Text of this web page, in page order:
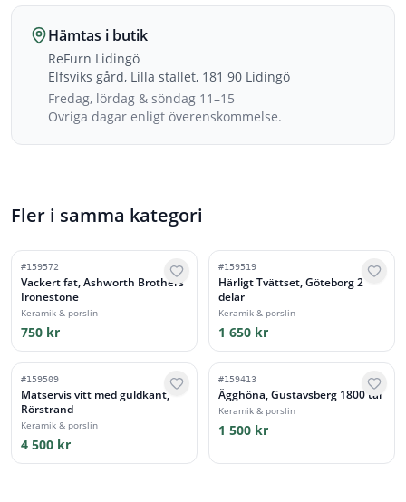
Hämtas i butik
ReFurn Lidingö
Elfsviks gård, Lilla stallet, 181 90 Lidingö
Fredag, lördag & söndag 11–15
Övriga dagar enligt överenskommelse.
Fler i samma kategori
#159572
Vackert fat, Ashworth Brothers
Ironestone
Keramik & porslin
750 kr
#159519
Härligt Tvättset, Göteborg 2
delar
Keramik & porslin
1 650 kr
#159509
Matservis vitt med guldkant,
Rörstrand
Keramik & porslin
4 500 kr
#159413
Ägghöna, Gustavsberg 1800 tal
Keramik & porslin
1 500 kr